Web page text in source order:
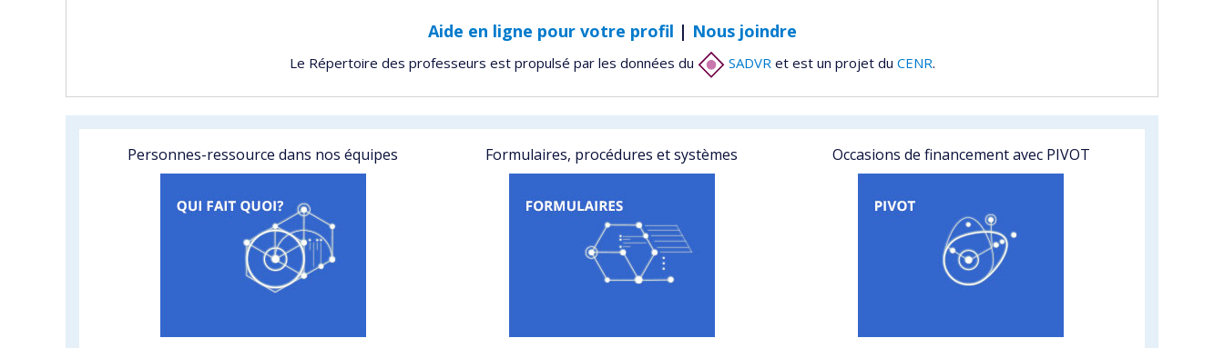
Aide en ligne pour votre profil | Nous joindre
Le Répertoire des professeurs est propulsé par les données du SADVRet est un projet du CENR.
Personnes-ressource dans nos équipes Formulaires, procédures et systèmes Occasions de financement avec PIVOT